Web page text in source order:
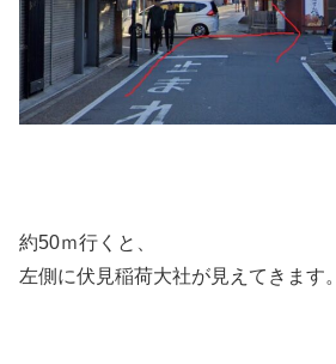
約50ｍ行くと、
左側に伏見稲荷大社が見えてきます。